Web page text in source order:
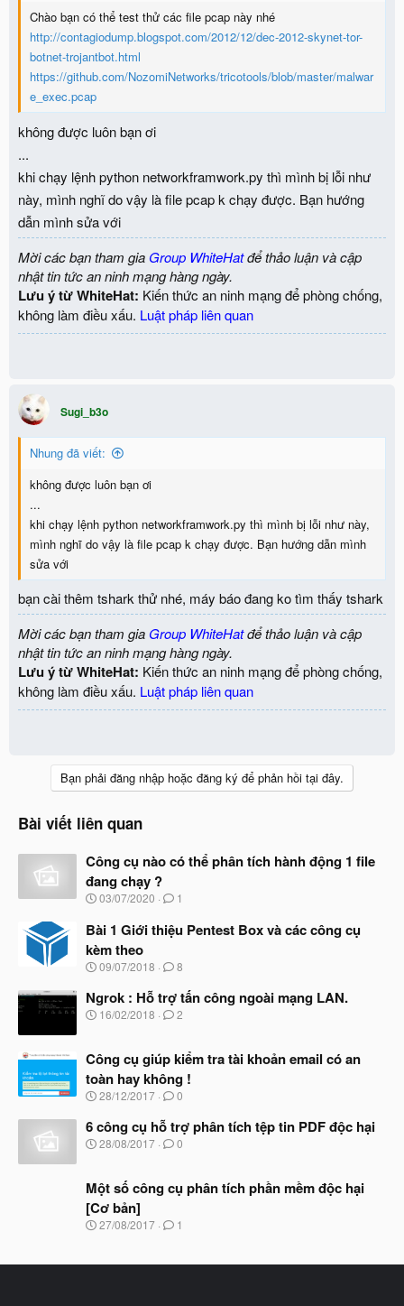
Chào bạn có thể test thử các file pcap này nhé
http://contagiodump.blogspot.com/2012/12/dec-2012-skynet-tor-
botnet-trojantbot.html
https://github.com/NozomiNetworks/tricotools/blob/master/malwar
e_exec.pcap
không được luôn bạn ơi
...
khi chạy lệnh python networkframwork.py thì mình bị lỗi như
này, mình nghĩ do vậy là file pcap k chạy được. Bạn hướng
dẫn mình sửa với
Mời các bạn tham gia Group WhiteHatđể thảo luận và cập
nhật tin tức an ninh mạng hàng ngày.
Lưu ý từ WhiteHat: Kiến thức an ninh mạng để phòng chống,
không làm điều xấu. Luật pháp liên quan
Sugi_b3o
Nhung đã viết:
không được luôn bạn ơi
...
khi chạy lệnh python networkframwork.py thì mình bị lỗi như này,
mình nghĩ do vậy là file pcap k chạy được. Bạn hướng dẫn mình
sửa với
bạn cài thêm tshark thử nhé, máy báo đang ko tìm thấy tshark
Mời các bạn tham gia Group WhiteHatđể thảo luận và cập
nhật tin tức an ninh mạng hàng ngày.
Lưu ý từ WhiteHat: Kiến thức an ninh mạng để phòng chống,
không làm điều xấu. Luật pháp liên quan
Bạn phải đăng nhập hoặc đăng ký để phản hồi tại đây.
Bài viết liên quan
Công cụ nào có thể phân tích hành động 1 file
đang chạy ?
N
à
y
b
ắ
đ
ầ
03/07/2020 1
Bài 1 Giới thiệu Pentest Box và các công cụ
kèm theo
N
à
y
b
t
đ
ầ
u
09/07/2018 8
Ngrok : Hỗ trợ tấn công ngoài mạng LAN.
N
y
b
ắ
t
ầ
u
16/02/2018 2
Công cụ giúp kiểm tra tài khoản email có an
toàn hay không !
N
à
y
b
t
đ
ầ
u
28/12/2017 0
6 công cụ hỗ trợ phân tích tệp tin PDF độc hại
N
y
b
ắ
t
28/08/2017 0
Một số công cụ phân tích phần mềm độc hại
[Cơ bản]
N
y
27/08/2017 1